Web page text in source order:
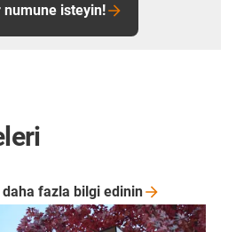
isteyin!
daha fazla bilgi edinin